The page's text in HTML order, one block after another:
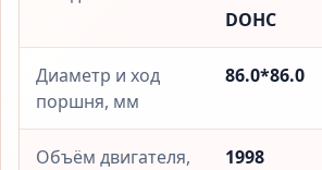
DOHC
Диаметр и ход
поршня, мм
86.0*86.0
Объём двигателя,
1998